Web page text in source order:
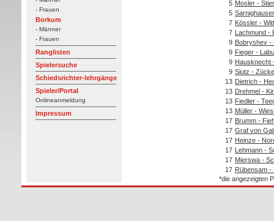
- Frauen
Borkum
- Männer
- Frauen
Ranglisten
Spielersuche
Schiedsrichter-lehrgänge
Spieler/Portal
Onlineanmeldung
Impressum
5 Mosler - Stier
5
7 Kössler -
7 Lachmund -
9 Bobryshev -
9 Fieger -
9 Hausknecht
9 Siutz -
13 Dietrich -
13 Drehmel -
13 Fiedler -
13 Müller -
17 Brumm -
17 Graf von
17 Heinze -
17 Lehmann -
17 Mierswa -
17 Rübensam -
*die angezeigten